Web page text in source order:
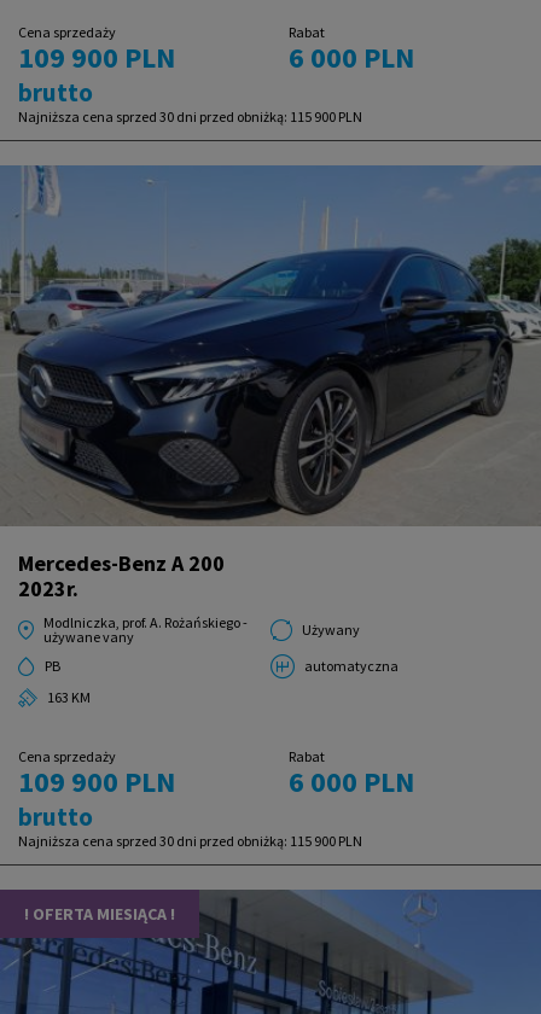
Cena sprzedaży
109 900 PLN
brutto
Rabat
6 000 PLN
Najniższa cena sprzed 30 dni przed obniżką: 115 900 PLN
Mercedes-Benz A 200
2023r.
Modlniczka, prof. A. Rożańskiego -
używane vany
Używany
PB
automatyczna
163 KM
Cena sprzedaży
109 900 PLN
brutto
Rabat
6 000 PLN
Najniższa cena sprzed 30 dni przed obniżką: 115 900 PLN
! OFERTA MIESIĄCA !